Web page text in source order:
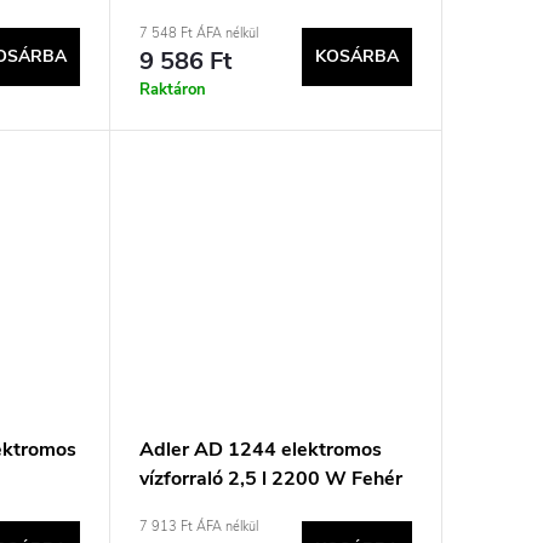
7 548 Ft ÁFA nélkül
9 586 Ft
Raktáron
KOSÁRBA
Adler AD 1244 elektromos
vízforraló 2,5 l 2200 W Fehér
7 913 Ft ÁFA nélkül